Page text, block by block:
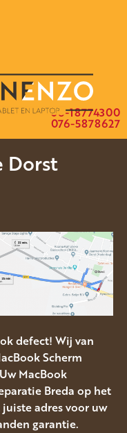
076-5878627
06-18774300
Dorst
defect! Wij van
Scherm
MacBook
Breda op het
adres voor uw
garantie.